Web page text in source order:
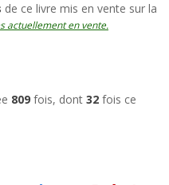
de ce livre mis en vente sur la
actuellement en vente.
809 fois, dont 32 fois ce